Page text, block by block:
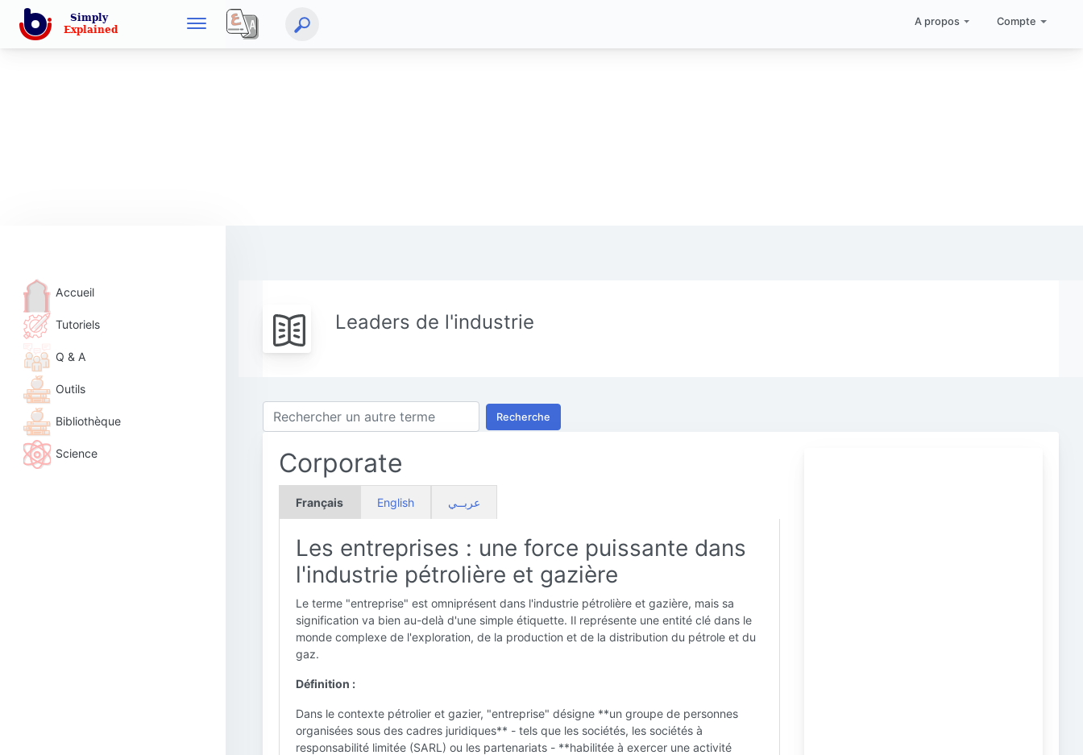
A propos Compte
Accueil
Tutoriels
Q & A
Outils
Bibliothèque
Science
Leaders de l'industrie
Recherche
Corporate
Français English عربــي
Les entreprises : une force puissante dans
l'industrie pétrolière et gazière
Le terme "entreprise" est omniprésent dans l'industrie pétrolière et gazière, mais sa
signification va bien au-delà d'une simple étiquette. Il représente une entité clé dans le
monde complexe de l'exploration, de la production et de la distribution du pétrole et du
gaz.
Définition :
Dans le contexte pétrolier et gazier, "entreprise" désigne **un groupe de personnes
organisées sous des cadres juridiques** - tels que les sociétés, les sociétés à
responsabilité limitée (SARL) ou les partenariats - **habilitée à exercer une activité